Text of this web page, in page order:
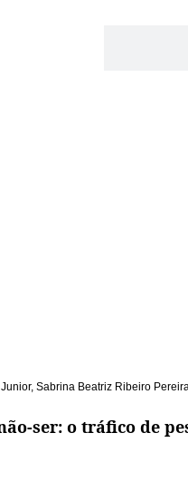
, Sabrina Beatriz Ribeiro
ser: o tráfico de